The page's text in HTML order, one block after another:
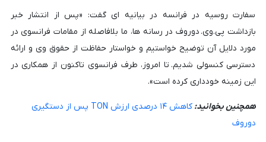
سفارت روسیه در فرانسه در بیانیه ای گفت: «پس از انتشار خبر
بازداشت پی.وی. دوروف در رسانه ها، ما بلافاصله از مقامات فرانسوی در
مورد دلایل آن توضیح خواستیم و خواستار حفاظت از حقوق وی و ارائه
دسترسی کنسولی شدیم. تا امروز، طرف فرانسوی تاکنون از همکاری در
این زمینه خودداری کرده است».
همچنین بخوانید:
کاهش ۱۴ درصدی ارزش TON پس از دستگیری
دوروف